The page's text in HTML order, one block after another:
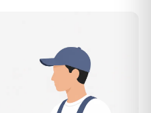
auswählen.
einer normalen
mit rund 65 m² liegen
1.840 €, das entspricht